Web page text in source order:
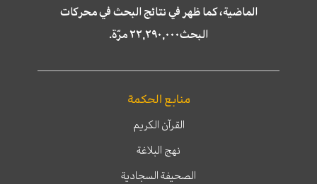
الماضية، كما ظهر في نتائج البحث في محركات
البحث٢٢,٢٩٠,٠٠٠ مرّة.
منابع الحكمة
القرآن الكريم
نهج البلاغة
الصحيفة السجادية